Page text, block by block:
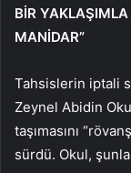
BİR
MANİDAR”
Tahsislerin iptali
Zeynel Abidin
taşımasını
sürdü. Okul,